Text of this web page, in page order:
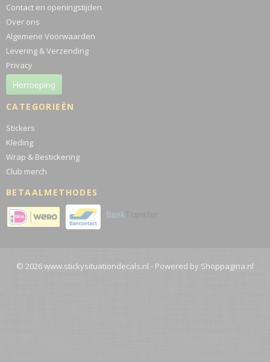
Contact en openingstijden
Over ons
Algemene Voorwaarden
Levering & Verzending
Privacy
Herroeping
CATEGORIEËN
Stickers
Kleding
Wrap & Bestickering
Club merch
BETAALMETHODES
© 2026 www.stickysituationdecals.nl - Powered by Shoppagina.nl